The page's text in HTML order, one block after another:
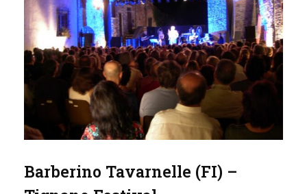
Barberino Tavarnelle (FI) –